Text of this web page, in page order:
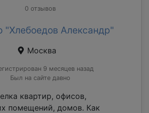
0 отзывов
"Хлебоедов Александр"
Москва
9 месяцев назад
Был на сайте давно
квартир, офисов,
помещений, домов. Как